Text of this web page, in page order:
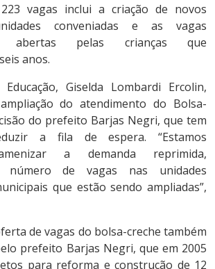
vagas inclui a criação de novos
conveniadas e as vagas
abertas pelas crianças que
anos.
Giselda Lombardi Ercolin,
do atendimento do Bolsa-
do prefeito Barjas Negri, que tem
a fila de espera. “Estamos
a demanda reprimida,
número de vagas nas unidades
que estão sendo ampliadas”,
de vagas do bolsa-creche também
prefeito Barjas Negri, que em 2005
para reforma e construção de 12